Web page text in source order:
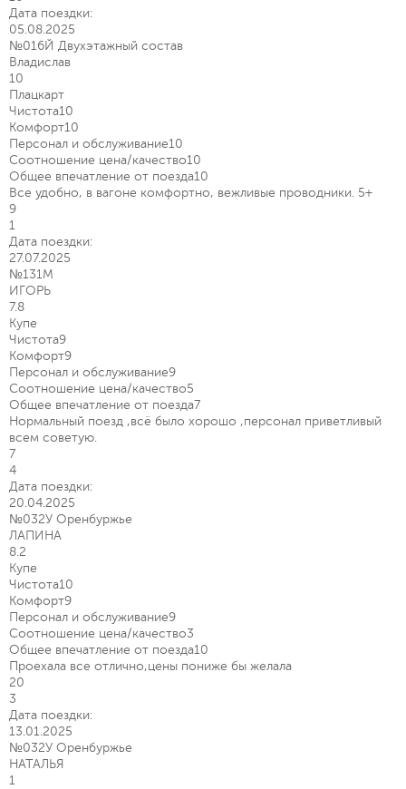
Дата поездки:
05.08.2025
№016Й Двухэтажный состав
Владислав
10
Плацкарт
Чистота10
Комфорт10
Персонал и обслуживание10
Соотношение цена/качество10
Общее впечатление от поезда10
Все удобно, в вагоне комфортно, вежливые проводники. 5+
9
1
Дата поездки:
27.07.2025
№131М
ИГОРЬ
7.8
Купе
Чистота9
Комфорт9
Персонал и обслуживание9
Соотношение цена/качество5
Общее впечатление от поезда7
Нормальный поезд ,всё было хорошо ,персонал приветливый
всем советую.
7
4
Дата поездки:
20.04.2025
№032У Оренбуржье
ЛАПИНА
8.2
Купе
Чистота10
Комфорт9
Персонал и обслуживание9
Соотношение цена/качество3
Общее впечатление от поезда10
Проехала все отлично,цены пониже бы желала
20
3
Дата поездки:
13.01.2025
№032У Оренбуржье
НАТАЛЬЯ
1